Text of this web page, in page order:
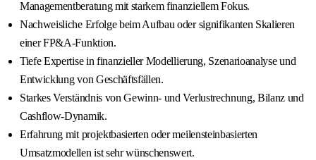
Managementberatung mit starkem finanziellem Fokus.
Nachweisliche Erfolge beim Aufbau oder signifikanten Skalieren
einer FP&A-Funktion.
Tiefe Expertise in finanzieller Modellierung, Szenarioanalyse und
Entwicklung von Geschäftsfällen.
Starkes Verständnis von Gewinn- und Verlustrechnung, Bilanz und
Cashflow-Dynamik.
Erfahrung mit projektbasierten oder meilensteinbasierten
Umsatzmodellen ist sehr wünschenswert.